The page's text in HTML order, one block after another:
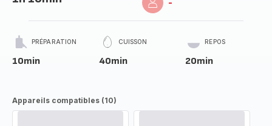
-
PRÉPARATION
10min
CUISSON
40min
REPOS
20min
Appareils compatibles (10)